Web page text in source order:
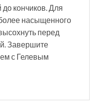
до кончиков. Для
насыщенного
перед
Завершите
с Гелевым